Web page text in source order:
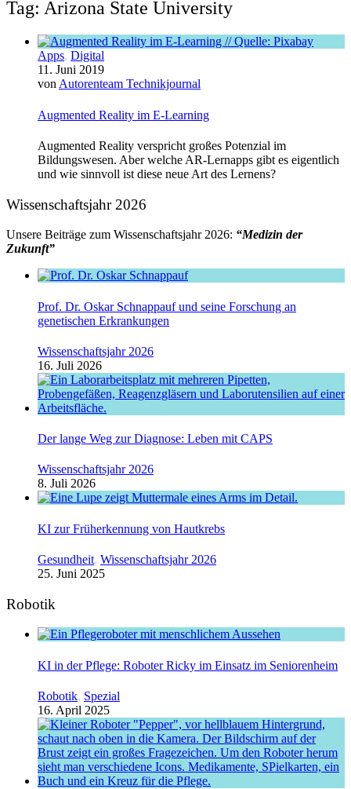
Tag: Arizona State University
Apps, Digital
11. Juni 2019
von Autorenteam Technikjournal
Augmented Reality im E-Learning
Augmented Reality verspricht großes Potenzial im
Bildungswesen. Aber welche AR-Lernapps gibt es eigentlich
und wie sinnvoll ist diese neue Art des Lernens?
Wissenschaftsjahr 2026
Unsere Beiträge zum Wissenschaftsjahr 2026: “Medizin der
Zukunft”
Prof. Dr. Oskar Schnappauf und seine Forschung an
genetischen Erkrankungen
Wissenschaftsjahr 2026
16. Juli 2026
Der lange Weg zur Diagnose: Leben mit CAPS
Wissenschaftsjahr 2026
8. Juli 2026
KI zur Früherkennung von Hautkrebs
Gesundheit, Wissenschaftsjahr 2026
25. Juni 2025
Robotik
KI in der Pflege: Roboter Ricky im Einsatz im Seniorenheim
Robotik, Spezial
16. April 2025